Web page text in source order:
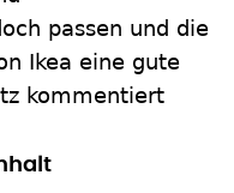
passen und die
Ikea eine gute
kommentiert